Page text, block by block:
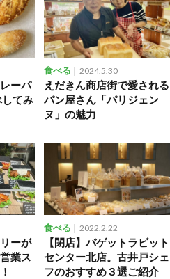
ーパ
てみ
食べる 2024.5.30
えだきん商店街で愛される
パン屋さん「パリジェン
ヌ」の魅力
ーが
業ス
食べる 2022.2.22
【閉店】バゲットラビット
センター北店。古井戸シェ
フのおすすめ３選ご紹介